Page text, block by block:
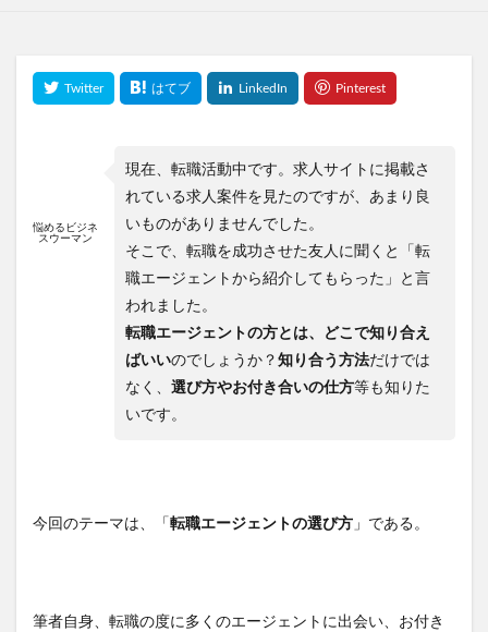
悩めるビジネ
スウーマン
現在、転職活動中です。求人サイトに掲載さ
れている求人案件を見たのですが、あまり良
いものがありませんでした。
そこで、転職を成功させた友人に聞くと「転
職エージェントから紹介してもらった」と言
われました。
転職エージェントの方とは、どこで知り合え
ばいいのでしょうか？ 知り合う方法だけでは
なく、 選び方やお付き合いの仕方等も知りた
いです。
今回のテーマは、「 転職エージェントの選び方 」である。
筆者自身、転職の度に多くのエージェントに出会い、お付き